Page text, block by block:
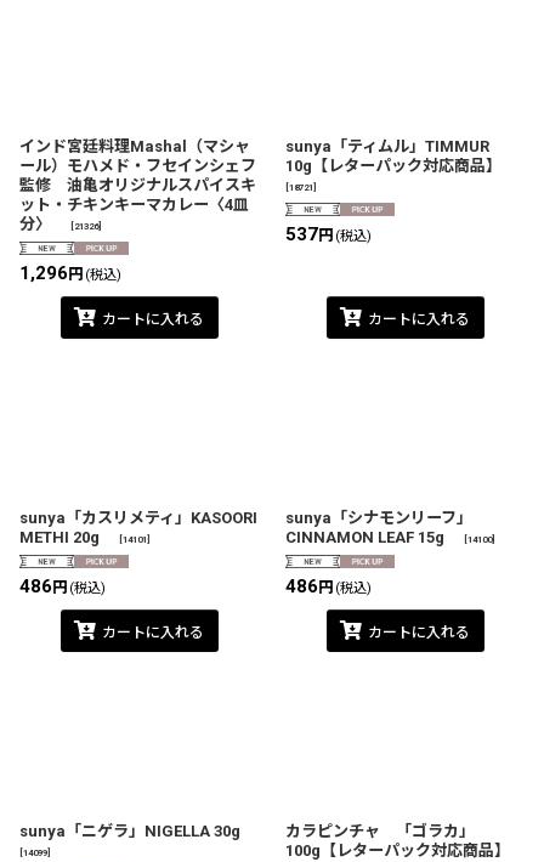
インド宮廷料理Mashal（マシャ
ール）モハメド・フセインシェフ
監修 油亀オリジナルスパイスキ
ット・チキンキーマカレー〈4皿
分〉
21326]
1,296 円 (税込)
カートに入れる
sunya「ティムル」TIMMUR
10g【レターパック対応商品】
18721
537円 (税込)
カートに入れる
sunya「カスリメティ」KASOORI
METHI 20g
14101
486 円 (税込)
カートに入れる
sunya「シナモンリーフ」
CINNAMON LEAF 15g
14100]
486 円 (税込)
カートに入れる
sunya「ニゲラ」NIGELLA 30g
14099
カラピンチャ 「ゴラカ」
100g【レターパック対応商品】